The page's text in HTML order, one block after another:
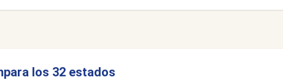
los 32 estados